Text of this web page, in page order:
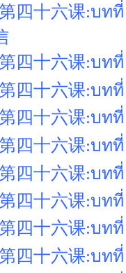
第四十六课:บท
第四十六课:บท
第四十六课:บท
第四十六课:บท
第四十六课:บท
第四十六课:บท
第四十六课:บท
第四十六课:บท
第四十六课:บท